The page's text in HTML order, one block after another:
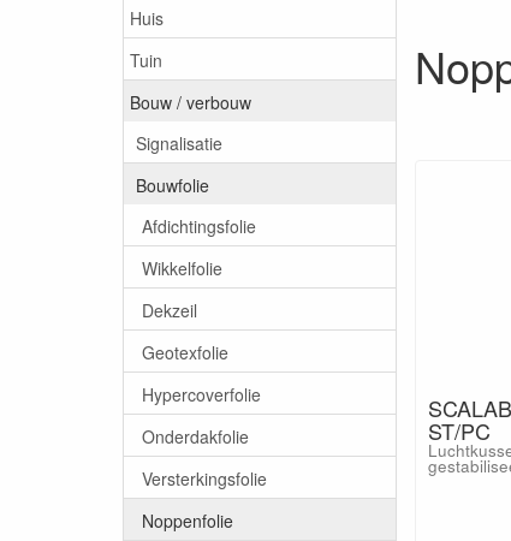
Huis
Tuin
Bouw / verbouw
Signalisatie
Bouwfolie
Afdichtingsfolie
Wikkelfolie
Dekzeil
Geotexfolie
Hypercoverfolie
Onderdakfolie
Versterkingsfolie
Noppenfolie
ST/PC